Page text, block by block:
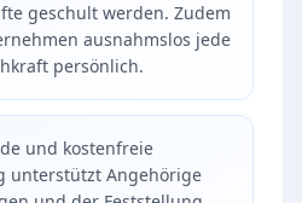
geschult werden. Zudem
ausnahmslos jede
persönlich.
und kostenfreie
unterstützt Angehörige